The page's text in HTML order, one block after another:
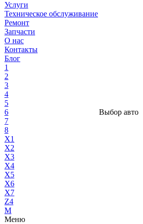
Услуги
Техническое обслуживание
Ремонт
Запчасти
О нас
Контакты
Блог
1
2
3
4
5
6
7
8
X1
X2
X3
X4
X5
X6
X7
Z4
М
Меню
Выбор авто